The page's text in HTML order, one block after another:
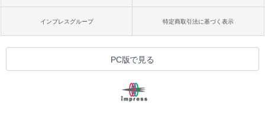
インプレスグループ 特定商取引法に基づく表示
PC版で見る